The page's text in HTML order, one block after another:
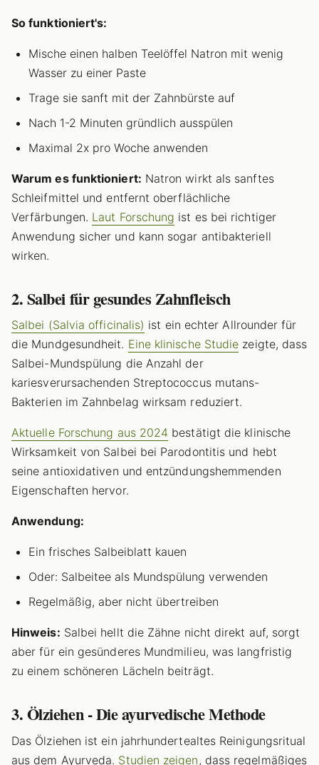
So funktioniert's:
Mische einen halben Teelöffel Natron mit wenig
Wasser zu einer Paste
Trage sie sanft mit der Zahnbürste auf
Nach 1-2 Minuten gründlich ausspülen
Maximal 2x pro Woche anwenden
Warum es funktioniert: Natron wirkt als sanftes
Schleifmittel und entfernt oberflächliche
Verfärbungen. Laut Forschung ist es bei richtiger
Anwendung sicher und kann sogar antibakteriell
wirken.
2. Salbei für gesundes Zahnfleisch
Salbei (Salvia officinalis) ist ein echter Allrounder für
die Mundgesundheit. Eine klinische Studie zeigte, dass
Salbei-Mundspülung die Anzahl der
kariesverursachenden Streptococcus mutans-
Bakterien im Zahnbelag wirksam reduziert.
Aktuelle Forschung aus 2024 bestätigt die klinische
Wirksamkeit von Salbei bei Parodontitis und hebt
seine antioxidativen und entzündungshemmenden
Eigenschaften hervor.
Anwendung:
Ein frisches Salbeiblatt kauen
Oder: Salbeitee als Mundspülung verwenden
Regelmäßig, aber nicht übertreiben
Hinweis: Salbei hellt die Zähne nicht direkt auf, sorgt
aber für ein gesünderes Mundmilieu, was langfristig
zu einem schöneren Lächeln beiträgt.
3. Ölziehen - Die ayurvedische Methode
Das Ölziehen ist ein jahrhundertealtes Reinigungsritual
aus dem Ayurveda. Studien zeigen , dass regelmäßiges